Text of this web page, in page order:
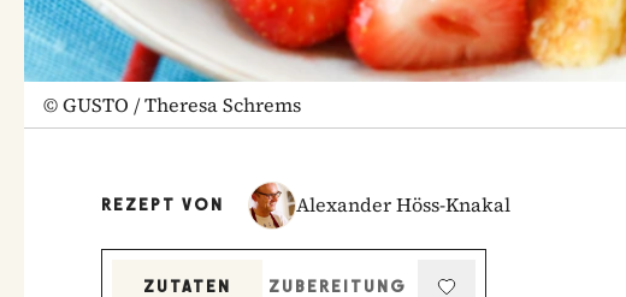
©GUSTO / Theresa Schrems
REZEPT VON Alexander Höss-Knakal
ZUTATEN
ZUBEREITUNG